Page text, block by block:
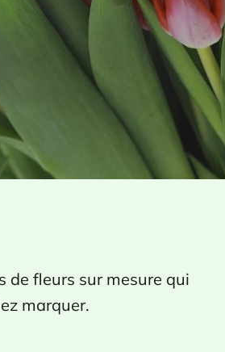
de fleurs sur mesure qui
marquer.